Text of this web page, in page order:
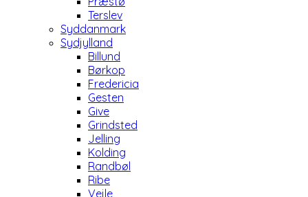
Terslev
Syddanmark
Sydjylland
Billund
Børkop
Fredericia
Gesten
Give
Grindsted
Jelling
Kolding
Randbøl
Ribe
Vejle